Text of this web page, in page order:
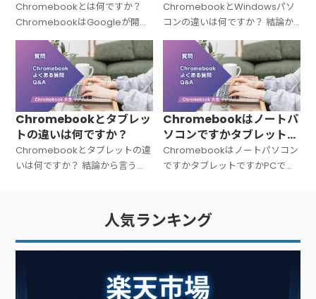
Chromebookとは何ですか？
ChromebookはGoogleが開発
した「Chrome OS（クローム
OS）」を搭載したノートパソコ
ンの総称です。Windowsでも
Macでもない
は何ですか？
ChromebookとWindowsパソ
コンの違いは何ですか？ 結論か
ら言うと、Chromebookと
Windowsパソコンは「OSが違
う＝中身の設計思想がまったく
違う」パソコンです。C
Chromebookとタブレッ
トの違いは何ですか？
Chromebookとタブレットの違
いは何ですか？ 結論から言う
トは「タッチ操作中心の板型デ
バイス」です。文字入力が多い
Chromebookはノートパ
ソコンですかタブレットで
すかPCですか？
Chromebookはノートパソコン
ですかタブレットですかPCです
ン（PC）」です。広い意味での
PC（パーソナルコンピュータ
ー）
人気ランキング